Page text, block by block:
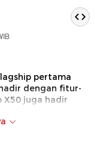
pertama
dengan fitur-
X50 juga hadir
gambar
Night
meski di